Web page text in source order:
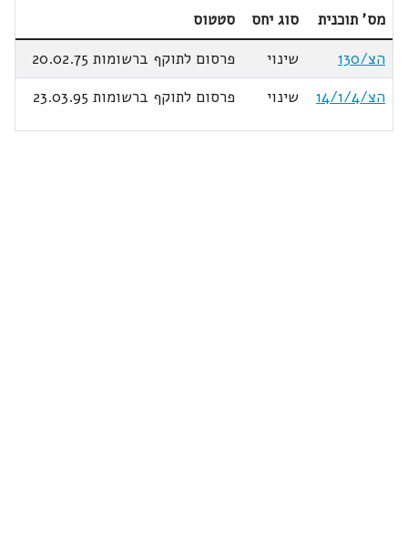
מס' תוכנית סוג יחס
סטטוס
הצ/130
שינוי
פרסום לתוקף ברשומות 20.02.75
הצ/14/1/4
שינוי פרסום לתוקף ברשומות 23.03.95